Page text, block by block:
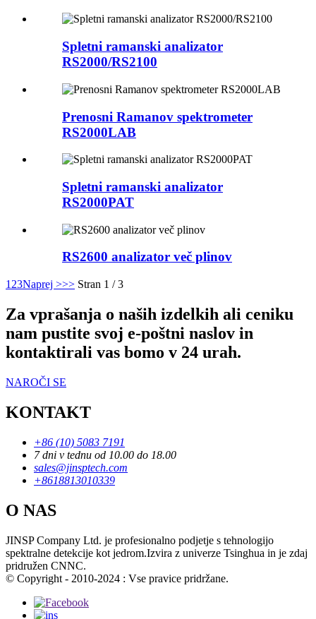
Spletni ramanski analizator
RS2000/RS2100
Prenosni Ramanov spektrometer
RS2000LAB
Spletni ramanski analizator
RS2000PAT
RS2600 analizator več plinov
1 23Naprej >>> Stran 1 / 3
Za vprašanja o naših izdelkih ali ceniku
nam pustite svoj e-poštni naslov in
kontaktirali vas bomo v 24 urah.
NAROČI SE
KONTAKT
+86 (10) 5083 7191
7 dni v tednu od 10.00 do 18.00
sales@jinsptech.com
+8618813010339
O NAS
JINSP Company Ltd. je profesionalno podjetje s tehnologijo
spektralne detekcije kot jedrom.Izvira z univerze Tsinghua in je zdaj
pridružen CNNC.
© Copyright - 2010-2024 : Vse pravice pridržane.